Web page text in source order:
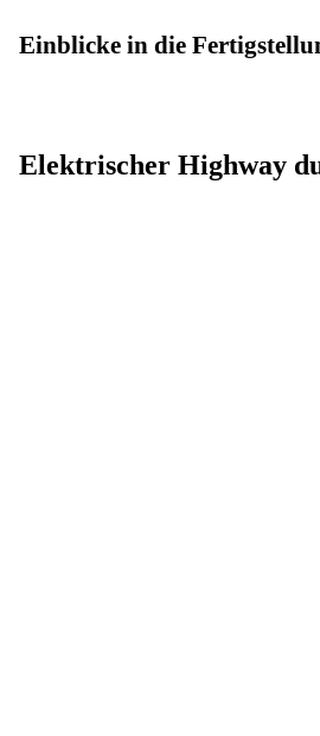
Einblicke in die
Elektrischer Highway